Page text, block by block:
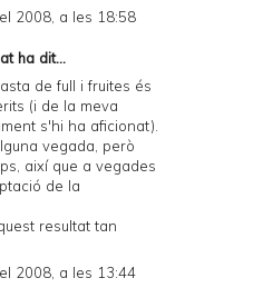
2008, a les 18:58
ha dit...
de full i fruites és
(i de la meva
s'hi ha aficionat).
vegada, però
així que a vegades
de la
resultat tan
2008, a les 13:44